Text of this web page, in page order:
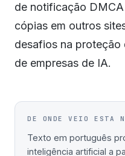
de notificação
cópias em outros
desafios na proteção
de empresas de IA.
DE ONDE VEIO ESTA
Texto em português
inteligência artificial a